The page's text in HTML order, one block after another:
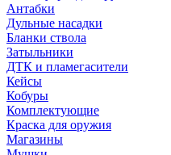
Антабки
Дульные насадки
Бланки ствола
Затыльники
ДТК и пламегасители
Кейсы
Кобуры
Комплектующие
Краска для оружия
Магазины